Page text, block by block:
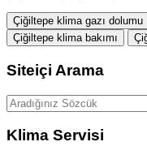
Çiğiltepe klima gazı dolumu
Çiğiltepe klima bakımı
Siteiçi Arama
Klima Servisi